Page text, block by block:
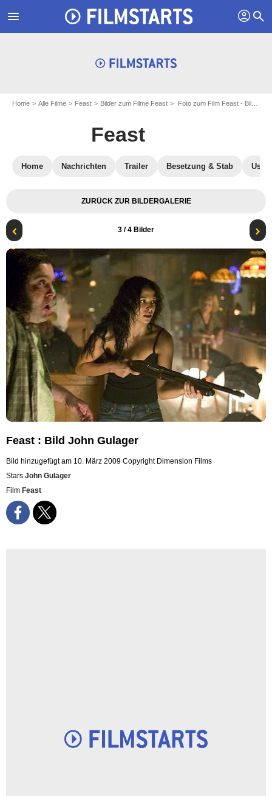
menu profil search
Home Alle Filme Feast Bilder zum Filme Feast Foto zum Film Feast - Bild 3
Feast
Home Nachrichten Trailer Besetzung & Stab
ZURÜCK ZUR BILDERGALERIE
3 / 4 Bilder
Feast : Bild John Gulager
Bild hinzugefügt am 10. März 2009 Copyright Dimension Films
Stars John Gulager
Film Feast